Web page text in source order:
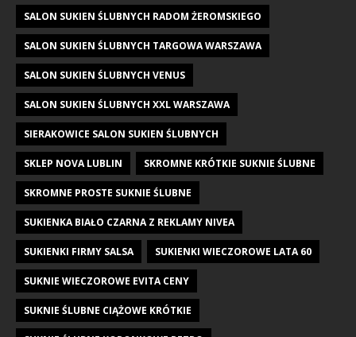
SALON SUKIEN ŚLUBNYCH RADOM ŻEROMSKIEGO
SALON SUKIEN ŚLUBNYCH TARGOWA WARSZAWA
SALON SUKIEN ŚLUBNYCH VENUS
SALON SUKIEN ŚLUBNYCH XXL WARSZAWA
SIERAKOWICE SALON SUKIEN ŚLUBNYCH
SKLEP NOVA LUBLIN SKROMNE KRÓTKIE SUKNIE ŚLUBNE
SKROMNE PROSTE SUKNIE ŚLUBNE
SUKIENKA BIAŁO CZARNA Z REKLAMY NIVEA
SUKIENKI FIRMY SALSA SUKIENKI WIECZOROWE LATA 60
SUKNIE WIECZOROWE EVITA CENY
SUKNIE ŚLUBNE CIĄŻOWE KRÓTKIE